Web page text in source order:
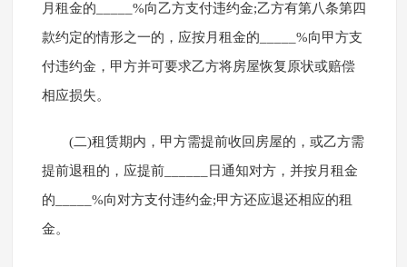
月租金的_____%向乙方支付违约金;乙方有第八条第四
款约定的情形之一的，应按月租金的_____%向甲方支
付违约金，甲方并可要求乙方将房屋恢复原状或赔偿
相应损失。
(二)租赁期内，甲方需提前收回房屋的，或乙方需
提前退租的，应提前______日通知对方，并按月租金
的_____%向对方支付违约金;甲方还应退还相应的租
金。